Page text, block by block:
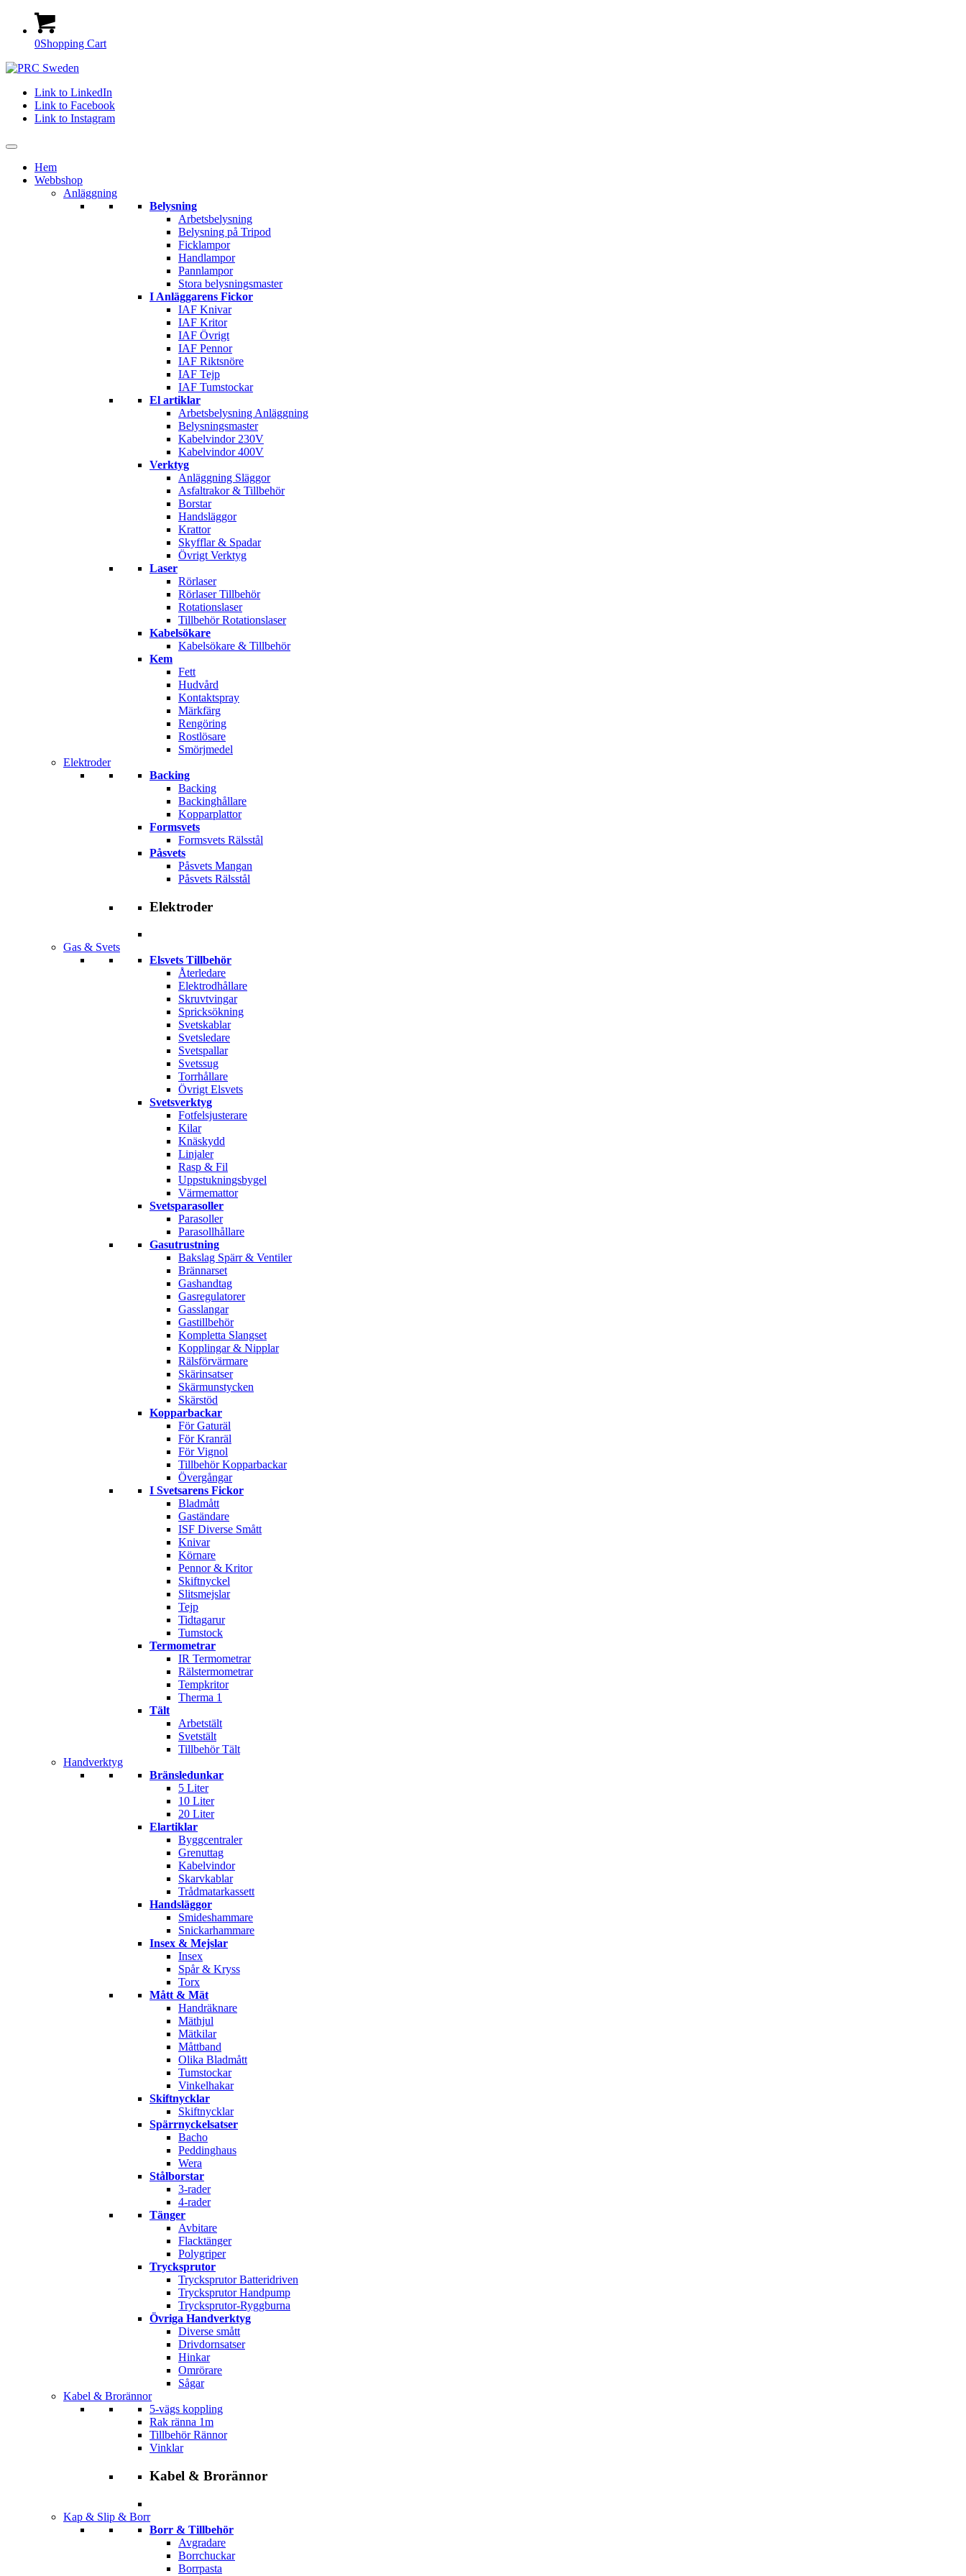
0Shopping Cart
Link to LinkedIn
Link to Facebook
Link to Instagram
Hem
Webbshop
Anläggning
Belysning
Arbetsbelysning
Belysning på Tripod
Ficklampor
Handlampor
Pannlampor
Stora belysningsmaster
I Anläggarens Fickor
IAF Knivar
IAF Kritor
IAF Övrigt
IAF Pennor
IAF Riktsnöre
IAF Tejp
IAF Tumstockar
El artiklar
Arbetsbelysning Anläggning
Belysningsmaster
Kabelvindor 230V
Kabelvindor 400V
Verktyg
Anläggning Släggor
Asfaltrakor & Tillbehör
Borstar
Handsläggor
Krattor
Skyfflar & Spadar
Övrigt Verktyg
Laser
Rörlaser
Rörlaser Tillbehör
Rotationslaser
Tillbehör Rotationslaser
Kabelsökare
Kabelsökare & Tillbehör
Kem
Fett
Hudvård
Kontaktspray
Märkfärg
Rengöring
Rostlösare
Smörjmedel
Elektroder
Backing
Backing
Backinghållare
Kopparplattor
Formsvets
Formsvets Rälsstål
Påsvets
Påsvets Mangan
Påsvets Rälsstål
Elektroder
Gas & Svets
Elsvets Tillbehör
Återledare
Elektrodhållare
Skruvtvingar
Spricksökning
Svetskablar
Svetsledare
Svetspallar
Svetssug
Torrhållare
Övrigt Elsvets
Svetsverktyg
Fotfelsjusterare
Kilar
Knäskydd
Linjaler
Rasp & Fil
Uppstukningsbygel
Värmemattor
Svetsparasoller
Parasoller
Parasollhållare
Gasutrustning
Bakslag Spärr & Ventiler
Brännarset
Gashandtag
Gasregulatorer
Gasslangar
Gastillbehör
Kompletta Slangset
Kopplingar & Nipplar
Rälsförvärmare
Skärinsatser
Skärmunstycken
Skärstöd
Kopparbackar
För Gaturäl
För Kranräl
För Vignol
Tillbehör Kopparbackar
Övergångar
I Svetsarens Fickor
Bladmått
Gaständare
ISF Diverse Smått
Knivar
Körnare
Pennor & Kritor
Skiftnyckel
Slitsmejslar
Tejp
Tidtagarur
Tumstock
Termometrar
IR Termometrar
Rälstermometrar
Tempkritor
Therma 1
Tält
Arbetstält
Svetstält
Tillbehör Tält
Handverktyg
Bränsledunkar
5 Liter
10 Liter
20 Liter
Elartiklar
Byggcentraler
Grenuttag
Kabelvindor
Skarvkablar
Trådmatarkassett
Handsläggor
Smideshammare
Snickarhammare
Insex & Mejslar
Insex
Spår & Kryss
Torx
Mått & Mät
Handräknare
Mäthjul
Mätkilar
Måttband
Olika Bladmått
Tumstockar
Vinkelhakar
Skiftnycklar
Skiftnycklar
Spärrnyckelsatser
Bacho
Peddinghaus
Wera
Stålborstar
3-rader
4-rader
Tänger
Avbitare
Flacktänger
Polygriper
Trycksprutor
Trycksprutor Batteridriven
Trycksprutor Handpump
Trycksprutor-Ryggburna
Övriga Handverktyg
Diverse smått
Drivdornsatser
Hinkar
Omrörare
Sågar
Kabel & Brorännor
5-vägs koppling
Rak ränna 1m
Tillbehör Rännor
Vinklar
Kabel & Brorännor
Kap & Slip & Borr
Borr & Tillbehör
Avgradare
Borrchuckar
Borrpasta